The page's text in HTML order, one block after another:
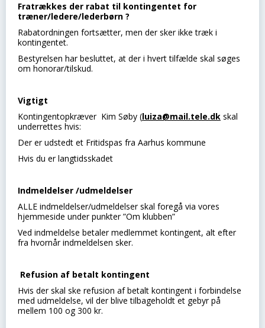
Fratrækkes der rabat til kontingentet for
træner/ledere/lederbørn ?
Rabatordningen fortsætter, men der sker ikke træk i
kontingentet.
Bestyrelsen har besluttet, at der i hvert tilfælde skal søges
om honorar/tilskud.
Vigtigt
Kontingentopkræver Kim Søby (luiza@mail.tele.dk skal
underrettes hvis:
Der er udstedt et Fritidspas fra Aarhus kommune
Hvis du er langtidsskadet
Indmeldelser /udmeldelser
ALLE indmeldelser/udmeldelser skal foregå via vores
hjemmeside under punkter ”Om klubben”
Ved indmeldelse betaler medlemmet kontingent, alt efter
fra hvornår indmeldelsen sker.
Refusion af betalt kontingent
Hvis der skal ske refusion af betalt kontingent i forbindelse
med udmeldelse, vil der blive tilbageholdt et gebyr på
mellem 100 og 300 kr.